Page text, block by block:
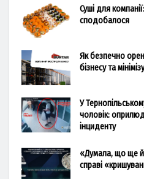
Суші для
сподобалося
Як безпечно
бізнесу та
У
чоловік:
інциденту
«Думала, що ще й
справі